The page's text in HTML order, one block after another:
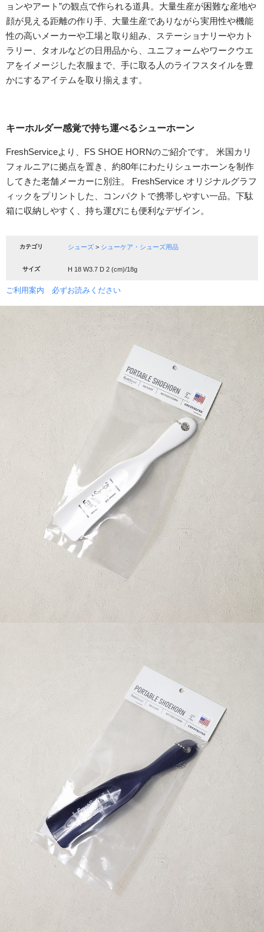
ョンやアート”の観点で作られる道具。大量生産が困難な産地や
顔が見える距離の作り手、大量生産でありながら実用性や機能
性の高いメーカーや工場と取り組み、ステーショナリーやカト
ラリー、タオルなどの日用品から、ユニフォームやワークウエ
アをイメージした衣服まで、手に取る人のライフスタイルを豊
かにするアイテムを取り揃えます。
キーホルダー感覚で持ち運べるシューホーン
FreshServiceより、FS SHOE HORNのご紹介です。 米国カリ
フォルニアに拠点を置き、約80年にわたりシューホーンを制作
してきた老舗メーカーに別注。 FreshService オリジナルグラフ
ィックをプリントした、コンパクトで携帯しやすい一品。下駄
箱に収納しやすく、持ち運びにも便利なデザイン。
カテゴリ シューズ > シューケア・シューズ用品
サイズ H 18 W3.7 D 2 (cm)/18g
ご利用案内 必ずお読みください